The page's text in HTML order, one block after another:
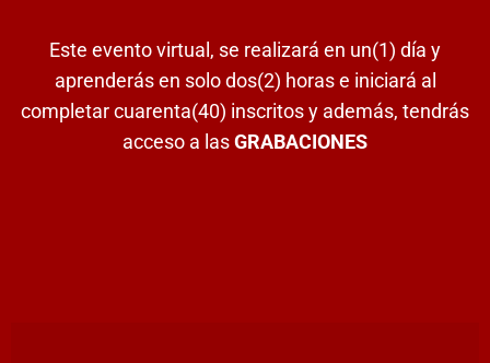
Este evento virtual, se realizará en un(1) día y
aprenderás en solo dos(2) horas e iniciará al
completar cuarenta(40) inscritos y además, tendrás
acceso a lasGRABACIONES